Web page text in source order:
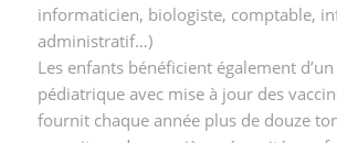
informaticien, biologiste, comptable,
administratif…)
Les enfants bénéficient également
pédiatrique avec mise à jour des
fournit chaque année plus de douze